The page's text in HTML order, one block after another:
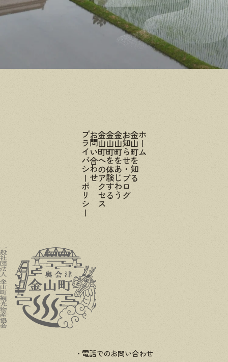
ホーム
金山町を知る
お知らせ・ブログ
金山町をあじわう
金山町を体験する
金山町へのアクセス
お問い合わせ
プライバシーポリシー
電話でのお問い合わせ